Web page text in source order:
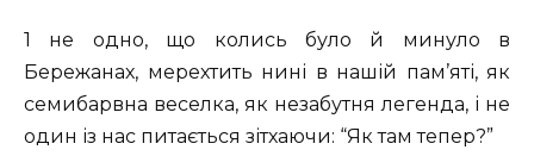
1 не одно, що колись було й минуло в
Бережанах, мерехтить нині в нашій пам’яті, як
семибарвна веселка, як незабутня легенда, і не
один із нас питається зітхаючи: “Як там тепер?”